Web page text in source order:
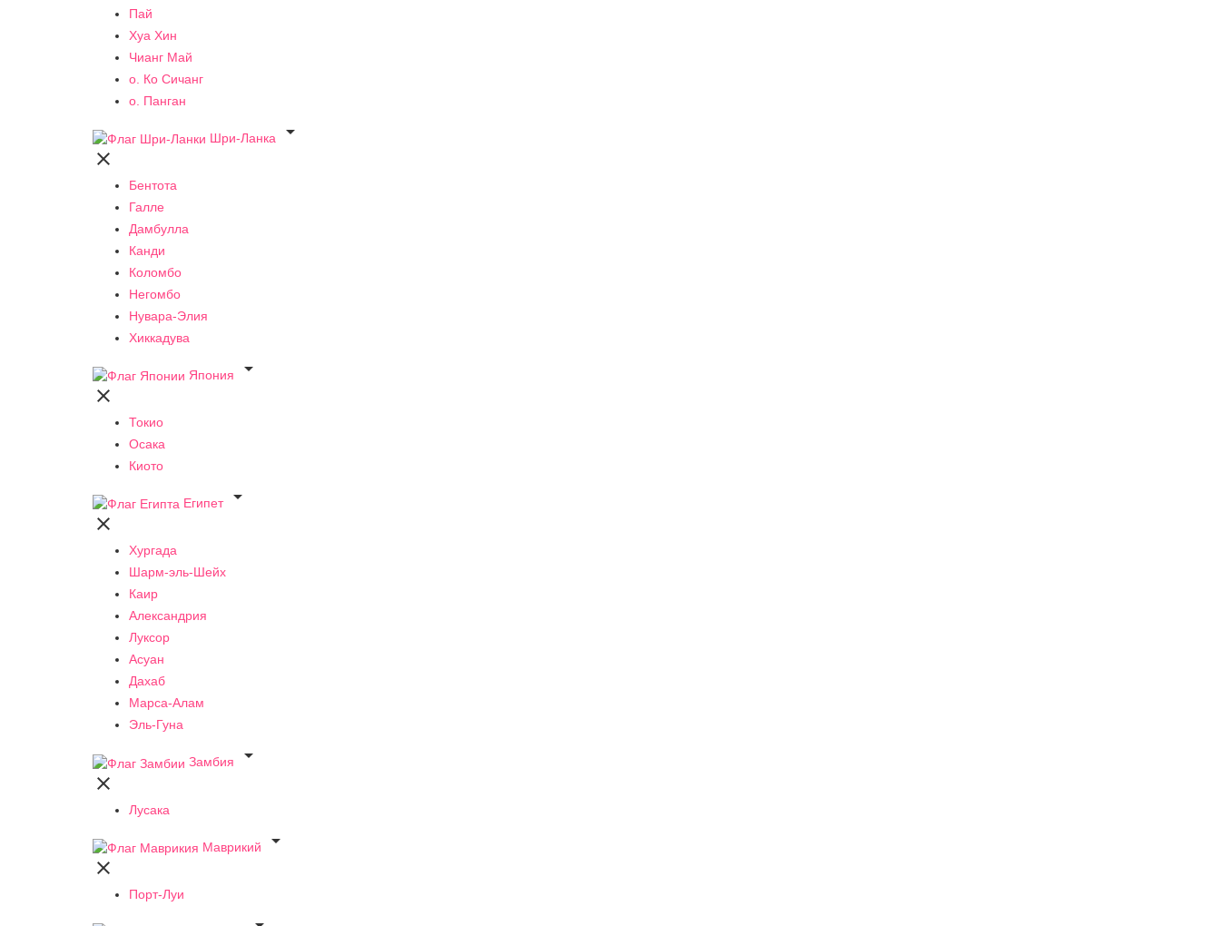
Пай
Хуа Хин
Чианг Май
о. Ко Сичанг
о. Панган
Шри-Ланка


Бентота
Галле
Дамбулла
Канди
Коломбо
Негомбо
Нувара-Элия
Хиккадува
Япония


Токио
Осака
Киото
Египет


Хургада
Шарм-эль-Шейх
Каир
Александрия
Луксор
Асуан
Дахаб
Марса-Алам
Эль-Гуна
Замбия


Лусака
Маврикий


Порт-Луи